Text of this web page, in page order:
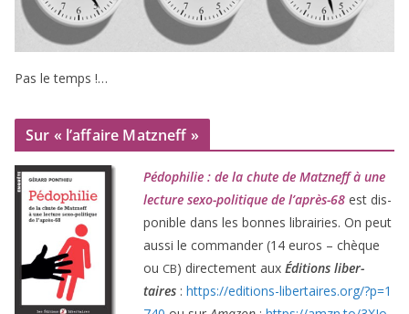
Pas le temps !…
Sur « l’affaire Matzneff »
Pédophilie : de la chute de Matzneff à une
lec­ture sexo-poli­tique de l’après-68 est dis­
po­nible dans les bonnes librai­ries. On peut
aus­si le com­man­der (14 euros – chèque
ou CB) direc­te­ment aux Éditions liber­
taires : https://​edi​tions​-liber​taires​.org/​?​p​=​1